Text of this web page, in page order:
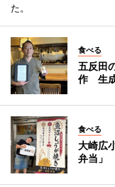
た。
食べる
五反田
作 生
食べる
大崎広
弁当」